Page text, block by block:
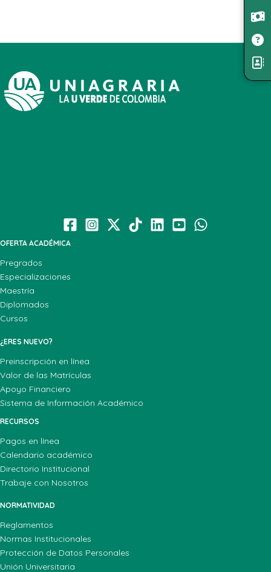
OFERTA ACADÉMICA
Pregrados
Especializaciones
Maestría
Diplomados
Cursos
¿ERES NUEVO?
Preinscripción en línea
Valor de las Matrículas
Apoyo Financiero
Sistema de Información Académico
RECURSOS
Pagos en línea
Calendario académico
Directorio Institucional
Trabaje con Nosotros
NORMATIVIDAD
Reglamentos
Normas Institucionales
Protección de Datos Personales
Unión Universitaria